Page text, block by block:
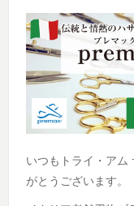
いつもトライ・アム
がとうございます。